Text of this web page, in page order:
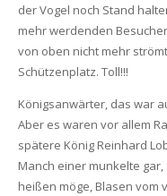
der Vogel noch Stand
mehr werdenden
von oben nicht mehr
Schützenplatz. Toll!!!
Königsanwärter, das war
Aber es waren vor allem
spätere König Reinhard
Manch einer munkelte
heißen möge, Blasen vom